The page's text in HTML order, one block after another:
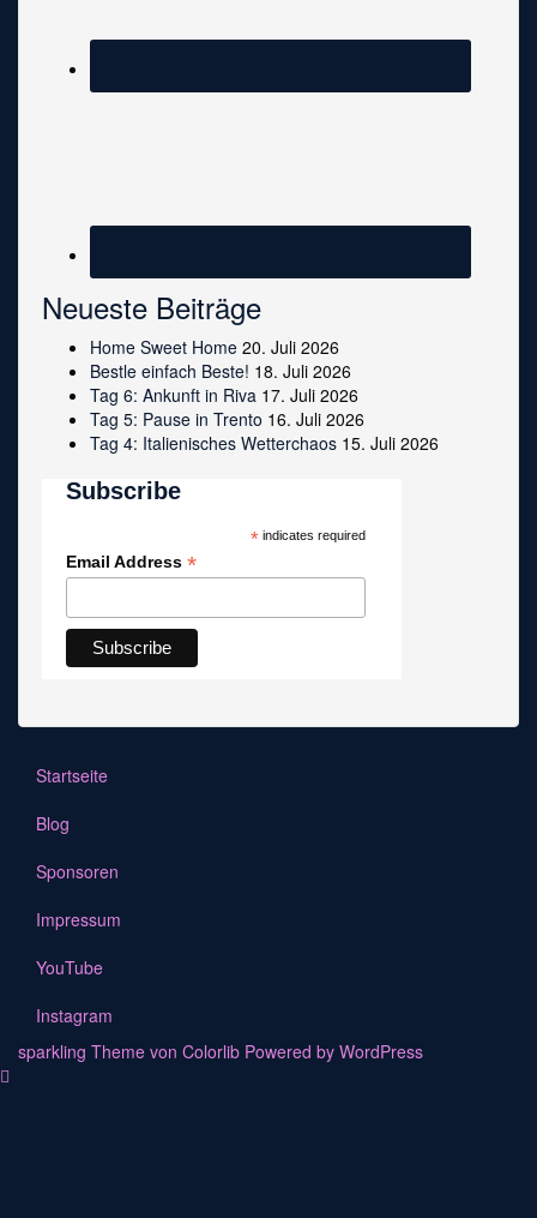
Neueste Beiträge
Home Sweet Home 20. Juli 2026
Bestle einfach Beste! 18. Juli 2026
Tag 6: Ankunft in Riva 17. Juli 2026
Tag 5: Pause in Trento 16. Juli 2026
Tag 4: Italienisches Wetterchaos 15. Juli 2026
Subscribe
*indicates required
Email Address *
Startseite
Blog
Sponsoren
Impressum
YouTube
Instagram
sparkling Theme von Colorlib Powered by WordPress